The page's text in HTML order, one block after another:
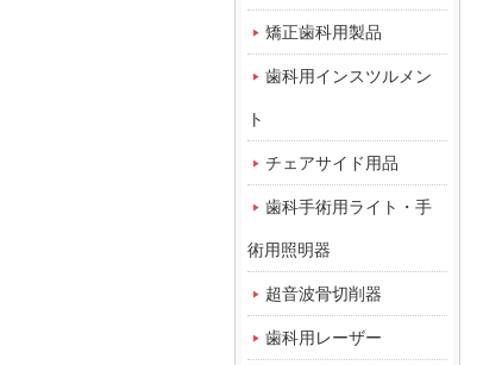
矯正歯科用製品
歯科用インスツルメン
ト
チェアサイド用品
歯科手術用ライト・手
術用照明器
超音波骨切削器
歯科用レーザー